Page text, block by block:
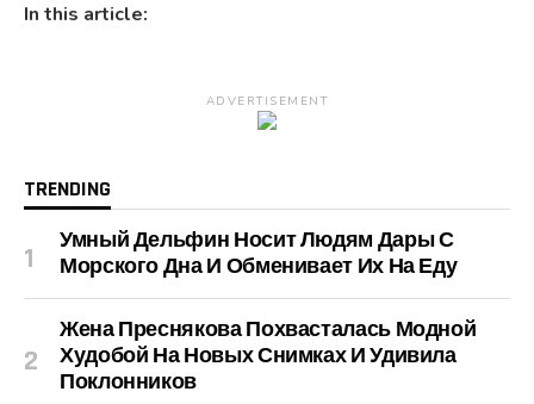
In this article:
ADVERTISEMENT
TRENDING
Умный Дельфин Носит Людям Дары С
Морского Дна И Обменивает Их На Еду
Жена Преснякова Похвасталась Модной
Худобой На Новых Снимках И Удивила
Поклонников